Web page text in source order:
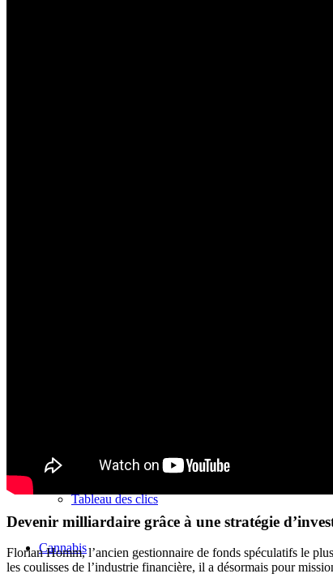
Tableau des clics
Cannabis
Devenir milliardaire grâce à une stratégie
Florian Homm, l’ancien gestionnaire de fonds spéculatifs le
les coulisses de l’industrie financière, il a désormais pour